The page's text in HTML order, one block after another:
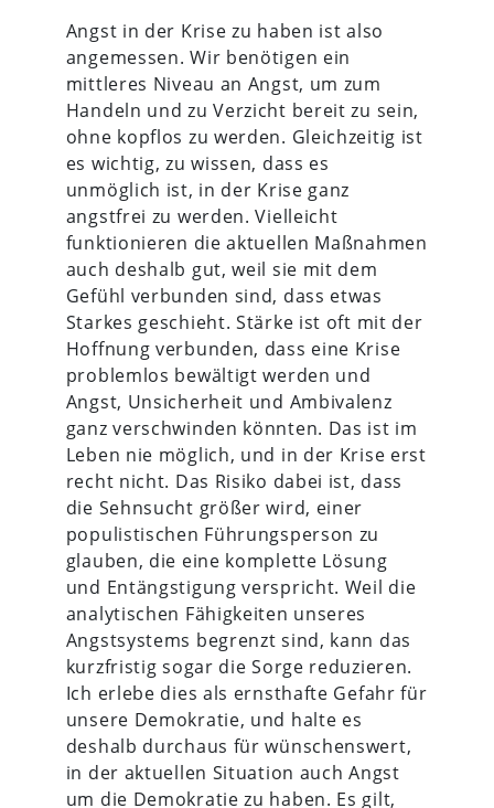
Angst in der Krise zu haben ist also
angemessen. Wir benötigen ein
mittleres Niveau an Angst, um zum
Handeln und zu Verzicht bereit zu sein,
ohne kopflos zu werden. Gleichzeitig ist
es wichtig, zu wissen, dass es
unmöglich ist, in der Krise ganz
angstfrei zu werden. Vielleicht
funktionieren die aktuellen Maßnahmen
auch deshalb gut, weil sie mit dem
Gefühl verbunden sind, dass etwas
Starkes geschieht. Stärke ist oft mit der
Hoffnung verbunden, dass eine Krise
problemlos bewältigt werden und
Angst, Unsicherheit und Ambivalenz
ganz verschwinden könnten. Das ist im
Leben nie möglich, und in der Krise erst
recht nicht. Das Risiko dabei ist, dass
die Sehnsucht größer wird, einer
populistischen Führungsperson zu
glauben, die eine komplette Lösung
und Entängstigung verspricht. Weil die
analytischen Fähigkeiten unseres
Angstsystems begrenzt sind, kann das
kurzfristig sogar die Sorge reduzieren.
Ich erlebe dies als ernsthafte Gefahr für
unsere Demokratie, und halte es
deshalb durchaus für wünschenswert,
in der aktuellen Situation auch Angst
um die Demokratie zu haben. Es gilt,